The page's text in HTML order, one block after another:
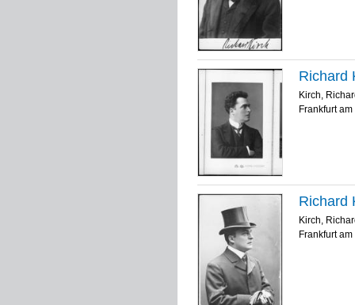
Richard
Kirch,
Frankfurt
Richard
Kirch,
Frankfurt